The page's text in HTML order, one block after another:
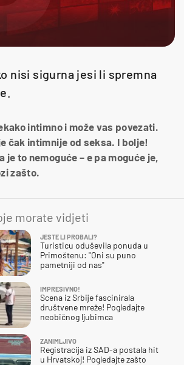
nisi sigurna jesi li spremna
intimno i može vas povezati.
čak intimnije od seksa. I bolje!
je to nemoguće – e pa moguće je,
zašto.
morate vidjeti
JESTE LI PROBALI?
Turisticu oduševila ponuda u
Primoštenu: "Oni su puno
pametniji od nas"
IMPRESIVNO!
Scena iz Srbije fascinirala
društvene mreže! Pogledajte
neobičnog ljubimca
ZANIMLJIVO
Registracija iz SAD-a postala hit
u Hrvatskoj! Pogledajte zašto